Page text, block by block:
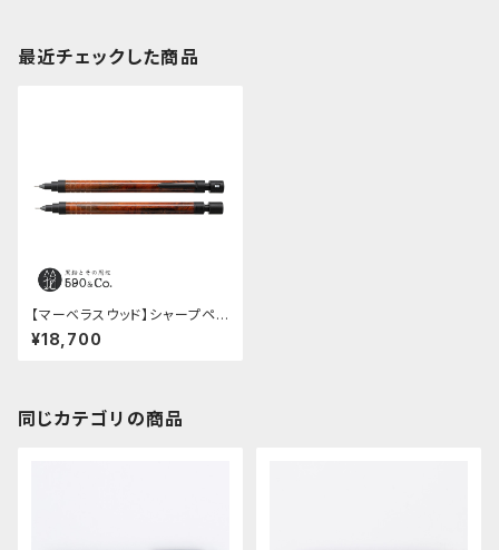
最近チェックした商品
【マーベラスウッド】シャープペン
シル 0.5ｍｍ (シャムローズウ
ッド)
¥18,700
同じカテゴリの商品